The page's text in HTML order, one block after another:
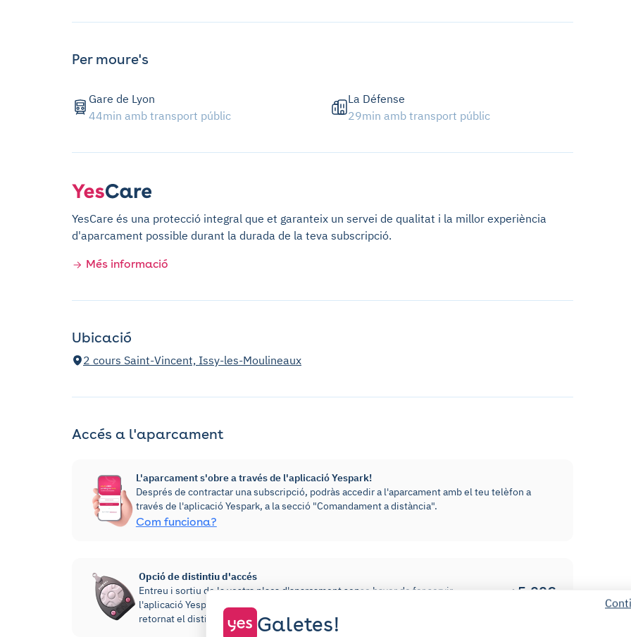
Per moure's
Gare de Lyon
44min amb transport públic
La Défense
29min amb transport públic
YesCare és una protecció integral que et garanteix un servei de qualitat i la millor experiència
d'aparcament possible durant la durada de la teva subscripció.
Més informació
Ubicació
2 cours Saint-Vincent, Issy-les-Moulineaux
Accés a l'aparcament
L'aparcament s'obre a través de l'aplicació Yespark!
Després de contractar una subscripció, podràs accedir a l'aparcament amb el teu telèfon a
través de l'aplicació Yespark, a la secció "Comandament a distància".
Com funciona?
Opció de distintiu d'accés
Entreu i sortiu de la vostra plaça d'aparcament sense haver de fer servir
l'aplicació Yespark! Es cobrarà un dipòsit de 20€ que es retornarà un cop
retornat el distintiu.
+5,00€
Galetes!